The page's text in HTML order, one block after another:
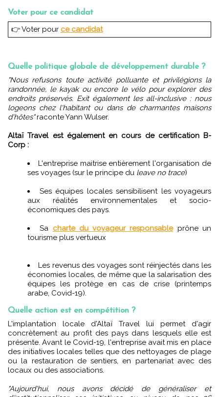
Voter pour ce candidat
👉 Voter pour ce candidat
Quelle politique globale de développement durable ?
"Nous refusons toute activité polluante et privilégions la
randonnée, le kayak ou encore le vélo pour explorer des
endroits préservés. Exit également les all-inclusive : nous
logeons chez l'habitant ou dans de charmantes maisons
d'hôtes"raconte Yann Wulser.
Altaï Travel est également en cours de certification B-
Corp :
L'entreprise maitrise entièrement l'organisation de
ses voyages (sur le principe du leave no trace)
Ses équipes locales sensibilisent les voyageurs
aux réalités environnementales et socio-
économiques des pays.
Sa charte du voyageur responsableprône un
tourisme plus vertueux
Les revenus des voyages sont réinjectés dans les
économies locales, de même que la salarisation des
équipes les protège en cas de crise (printemps
arabe, Covid-19).
Quelle action est en compétition ?
L'implantation locale d'Altaï Travel lui permet d'agir
concrètement au profit des pays dans lesquels elle est
présente. Avant le Covid-19, l'entreprise avait mis en place
des initiatives locales telles que des nettoyages de plage
ou la restauration de sentiers, en partenariat avec des
locaux ou des associations.
"Aujourd'hui, nous avons décidé de généraliser et